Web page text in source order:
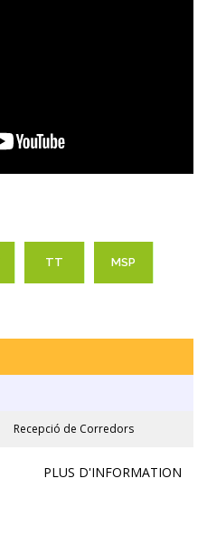
TT MSP
Recepció de Corredors
PLUS D'INFORMATION